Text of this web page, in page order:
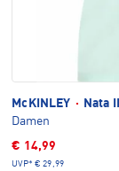
McKINLEY ·
Nata
Damen
€ 14,99
UVP* € 29,99